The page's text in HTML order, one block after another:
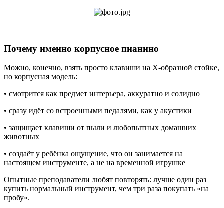
Почему именно корпусное пианино
Можно, конечно, взять просто клавиши на X-образной стойке,
но корпусная модель:
• смотрится как предмет интерьера, аккуратно и солидно
• сразу идёт со встроенными педалями, как у акустики
• защищает клавиши от пыли и любопытных домашних
животных
• создаёт у ребёнка ощущение, что он занимается на
настоящем инструменте, а не на временной игрушке
Опытные преподаватели любят повторять: лучше один раз
купить нормальный инструмент, чем три раза покупать «на
пробу».